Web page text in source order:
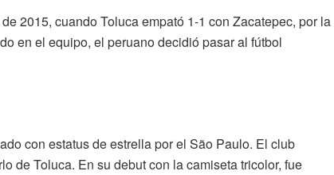
2015, cuando Toluca empató 1-1 con Zacatepec, por la
en el equipo, el peruano decidió pasar al fútbol
con estatus de estrella por el São Paulo. El club
de Toluca. En su debut con la camiseta tricolor, fue